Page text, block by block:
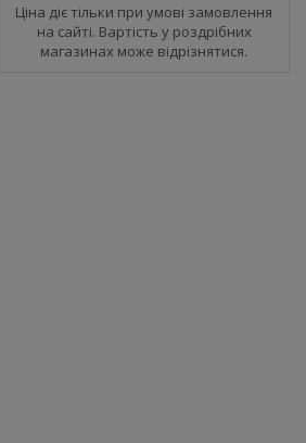
Ціна діє тільки при умові замовлення
на сайті. Вартість у роздрібних
магазинах може відрізнятися.